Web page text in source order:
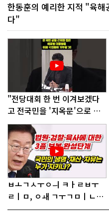
한동훈의 예리한 지적 "육해
다"
"전당대회 한 번 이겨보겠다
고 전국민을 '지옥문'으로 밀
어!"
ㅂㅗㄱㅅㅜㅇㅢ ㅋㅏㄹㅂㅜ
ㄹㅣㅁ, ㅇㅙ ㄱㅜㄱㅁㅣㄴㄷ
ㅡㄹㅇㅣ ㄷㅏㅇㅎㅐㅇㅑ ㅎ